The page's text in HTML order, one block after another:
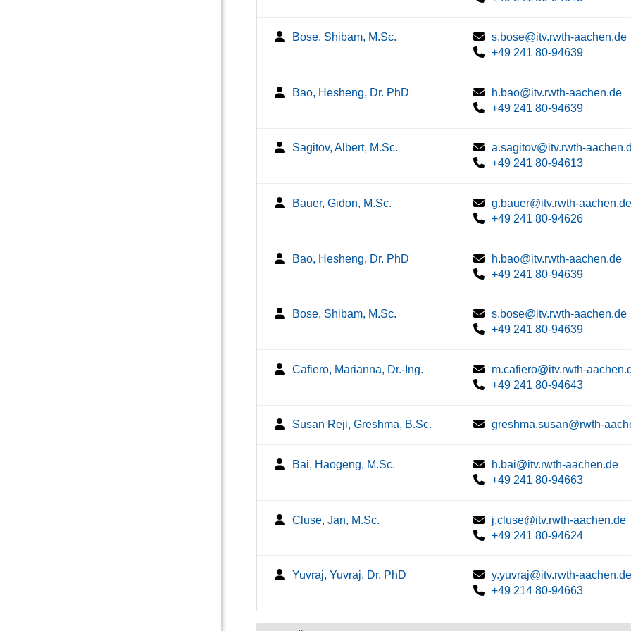
Bose, Shibam, M.Sc.
s.bose@itv.rwth-aachen.de
+49 241 80-94639
Bao, Hesheng, Dr. PhD
h.bao@itv.rwth-aachen.de
+49 241 80-94639
Sagitov, Albert, M.Sc.
a.sagitov@itv.rwth-
+49 241 80-94613
Bauer, Gidon, M.Sc.
g.bauer@itv.rwth-aachen.de
+49 241 80-94626
Bao, Hesheng, Dr. PhD
h.bao@itv.rwth-aachen.de
+49 241 80-94639
Bose, Shibam, M.Sc.
s.bose@itv.rwth-aachen.de
+49 241 80-94639
Cafiero, Marianna, Dr.-Ing.
m.cafiero@itv.rwth-
+49 241 80-94643
Susan Reji, Greshma, B.Sc. greshma.susan@rwth-
Bai, Haogeng, M.Sc.
h.bai@itv.rwth-aachen.de
+49 241 80-94663
Cluse, Jan, M.Sc.
j.cluse@itv.rwth-aachen.de
+49 241 80-94624
Yuvraj, Yuvraj, Dr. PhD
y.yuvraj@itv.rwth-aachen.de
+49 214 80-94663